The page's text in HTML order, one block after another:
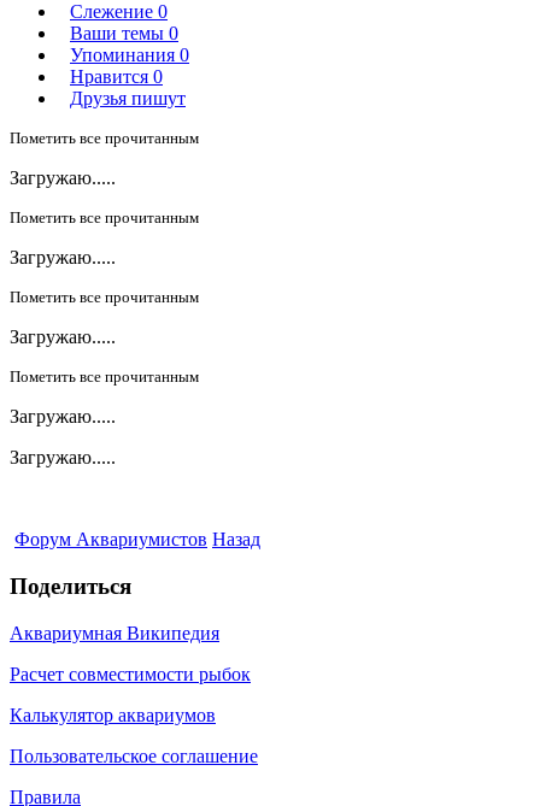
Слежение 0
Ваши темы 0
Упоминания 0
Нравится 0
Друзья пишут
Пометить все прочитанным
Загружаю.....
Пометить все прочитанным
Загружаю.....
Пометить все прочитанным
Загружаю.....
Пометить все прочитанным
Загружаю.....
Загружаю.....
Форум Аквариумистов Назад
Поделиться
Аквариумная Википедия
Расчет совместимости рыбок
Калькулятор аквариумов
Пользовательское соглашение
Правила